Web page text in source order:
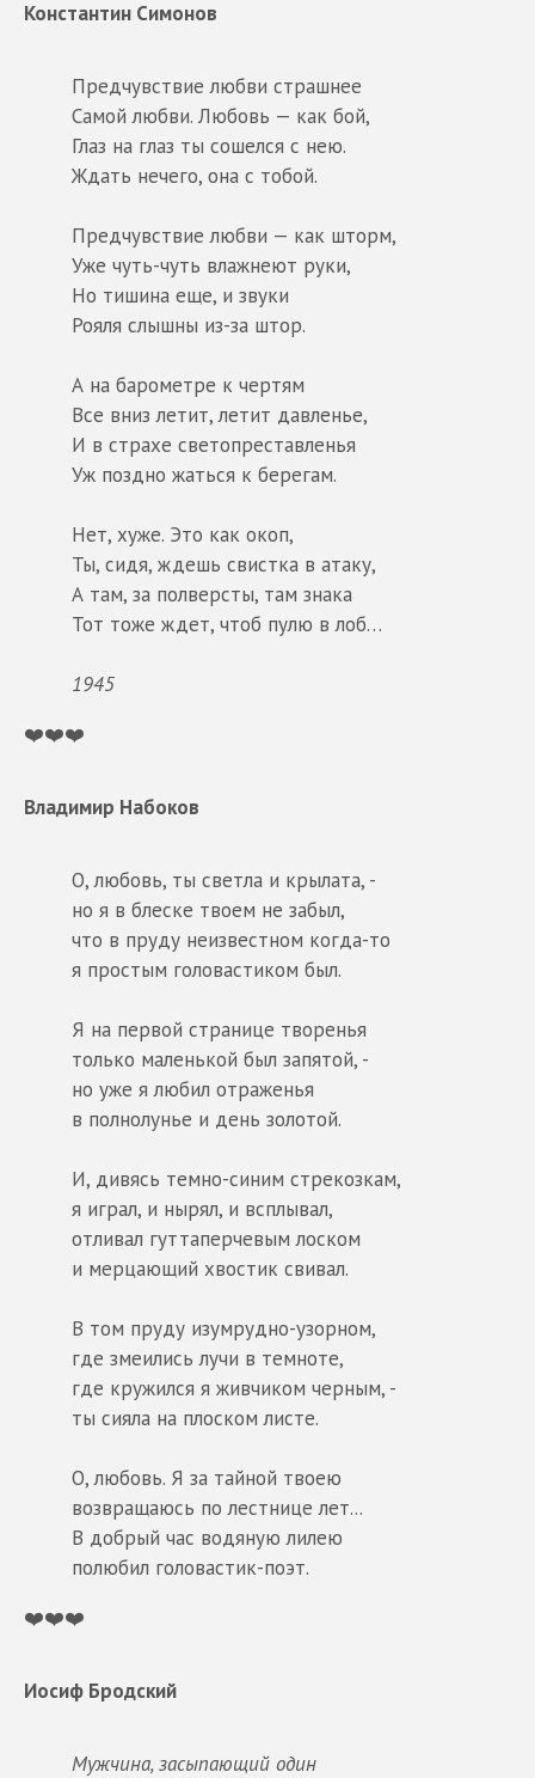
Константин Симонов
Предчувствие любви страшнее
Самой любви. Любовь — как бой,
Глаз на глаз ты сошелся с нею.
Ждать нечего, она с тобой.
Предчувствие любви — как шторм,
Уже чуть-чуть влажнеют руки,
Но тишина еще, и звуки
Рояля слышны из-за штор.
А на барометре к чертям
Все вниз летит, летит давленье,
И в страхе светопреставленья
Уж поздно жаться к берегам.
Нет, хуже. Это как окоп,
Ты, сидя, ждешь свистка в атаку,
А там, за полверсты, там знака
Тот тоже ждет, чтоб пулю в лоб…
1945
❤️❤️❤️
Владимир Набоков
О, любовь, ты светла и крылата, -
но я в блеске твоем не забыл,
что в пруду неизвестном когда-то
я простым головастиком был.
Я на первой странице творенья
только маленькой был запятой, -
но уже я любил отраженья
в полнолунье и день золотой.
И, дивясь темно-синим стрекозкам,
я играл, и нырял, и всплывал,
отливал гуттаперчевым лоском
и мерцающий хвостик свивал.
В том пруду изумрудно-узорном,
где змеились лучи в темноте,
где кружился я живчиком черным, -
ты сияла на плоском листе.
О, любовь. Я за тайной твоею
возвращаюсь по лестнице лет...
В добрый час водяную лилею
полюбил головастик-поэт.
❤️❤️❤️
Иосиф Бродский
Мужчина, засыпающий один